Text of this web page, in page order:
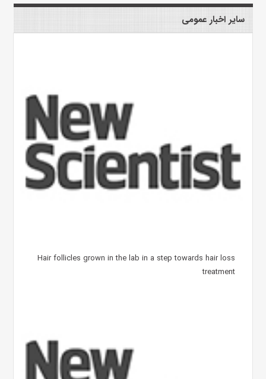
سایر اخبار عمومی
Hair follicles grown in the lab in a step towards hair loss
treatment